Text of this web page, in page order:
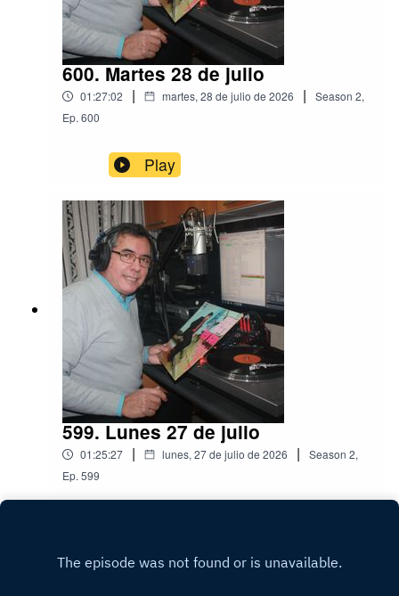
600. Martes 28 de julio
01:27:02 | martes, 28 de julio de 2026 | Season 2,
Ep. 600
Play
599. Lunes 27 de julio
01:25:27 | lunes, 27 de julio de 2026 | Season 2,
Ep. 599